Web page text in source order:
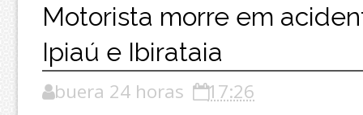
Motorista morre em
Ipiaú e Ibirataia
buera 24 horas 17:26